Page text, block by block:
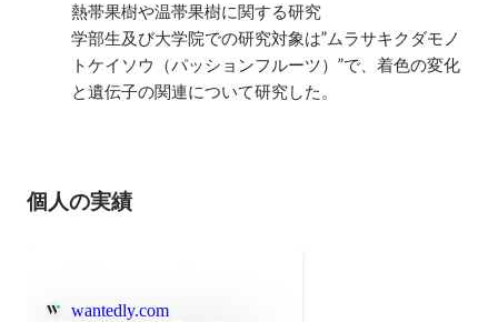
熱帯果樹や温帯果樹に関する研究
学部生及び大学院での研究対象は”ムラサキクダモノ
トケイソウ（パッションフルーツ）”で、着色の変化
と遺伝子の関連について研究した。
個人の実績
wantedly.com